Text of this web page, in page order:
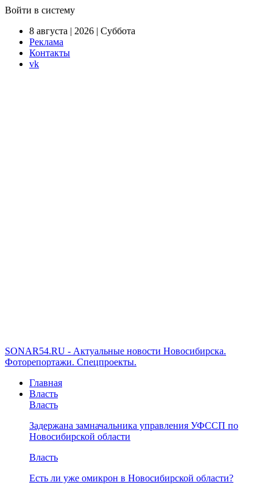
Войти в систему
8 августа | 2026 | Суббота
Реклама
Контакты
vk
SONAR54.RU - Актуальные новости Новосибирска.
Фоторепортажи. Спецпроекты.
Главная
Власть
Власть
Задержана замначальника управления УФССП по
Новосибирской области
Власть
Есть ли уже омикрон в Новосибирской области?